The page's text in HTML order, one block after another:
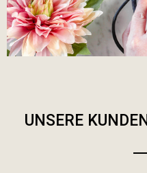
UNSERE